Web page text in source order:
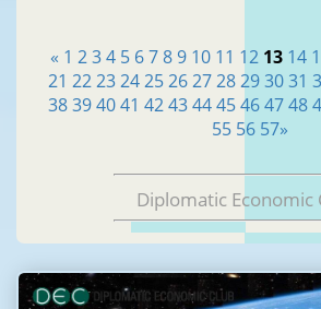
« 1 2 3 4 5 6 7 8 9 10 11 12 13 14
21 22232425262728293031
38394041 42434445464748
55 56 57»
Diplomatic Economic